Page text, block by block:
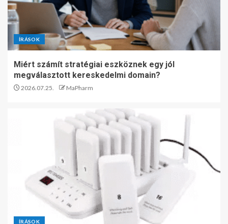
ÍRÁSOK
Miért számít stratégiai eszköznek egy jól
megválasztott kereskedelmi domain?
2026.07.25. MaPharm
ÍRÁSOK